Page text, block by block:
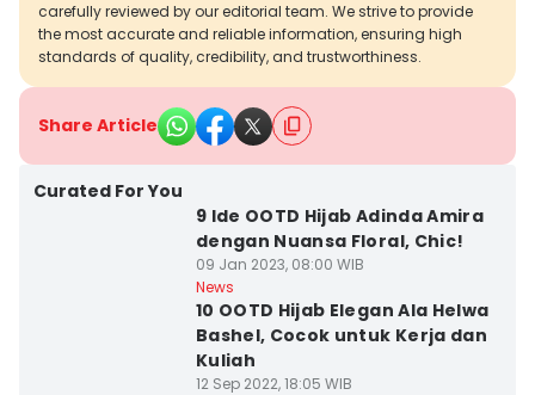
carefully reviewed by our editorial team. We strive to provide
the most accurate and reliable information, ensuring high
standards of quality, credibility, and trustworthiness.
Share Article
Curated For You
9 Ide OOTD Hijab Adinda Amira
dengan Nuansa Floral, Chic!
09 Jan 2023, 08:00 WIB
News
10 OOTD Hijab Elegan Ala Helwa
Bashel, Cocok untuk Kerja dan
Kuliah
12 Sep 2022, 18:05 WIB